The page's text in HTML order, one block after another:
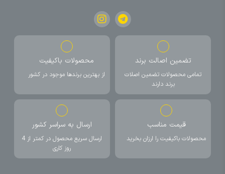
تضمین اصالت برند
تمامی محصولات تضمین اصلات
برند دارند
محصولات باکیفیت
از بهترین برندها موجود در کشور
قیمت مناسب
محصولات باکیفیت را ارزان بخرید
ارسال به سراسر کشور
ارسال سریع محصول در کمتر از 4
روز کاری